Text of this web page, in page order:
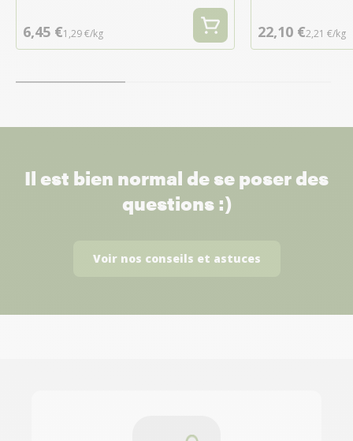
6,45 €1,29 €/kg 22,10 €2,21 €/kg
Il est bien normal de se poser des
questions :)
Voir nos conseils et astuces